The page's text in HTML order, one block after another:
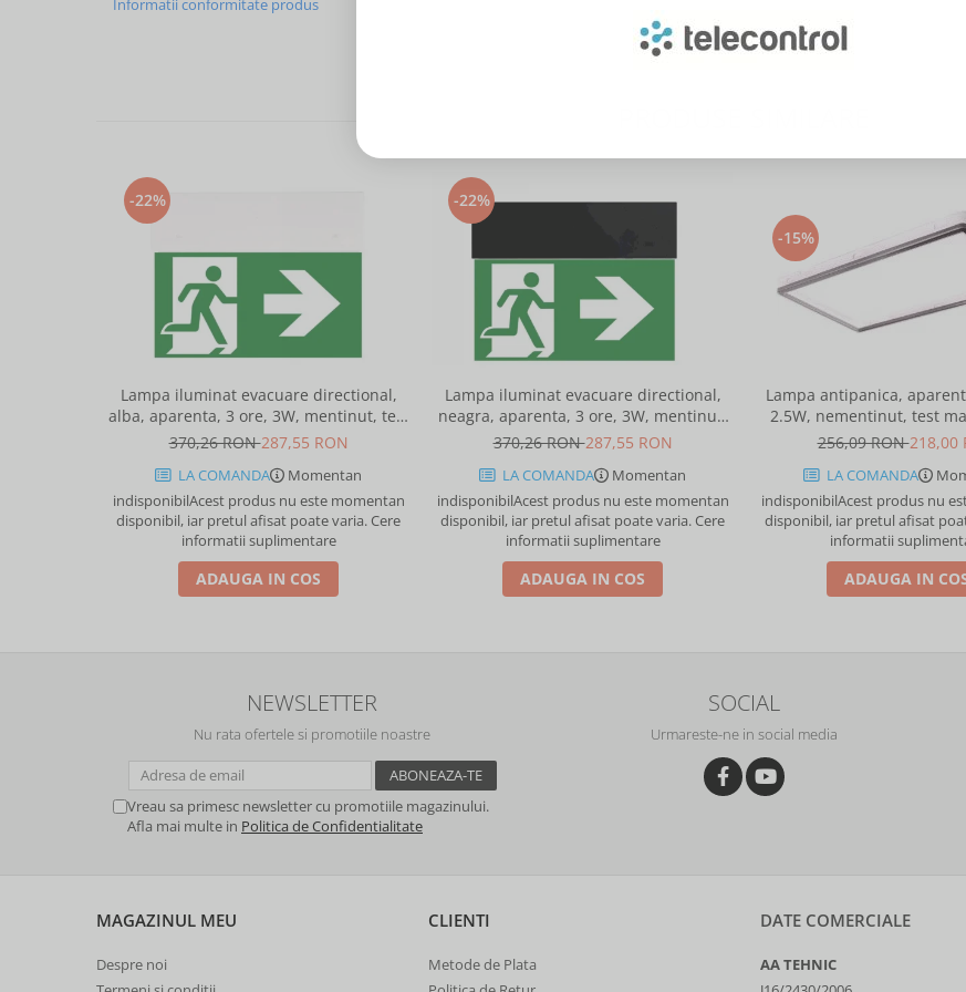
-22%
Lampa iluminat evacuare directional,
alba, aparenta, 3 ore, 3W, mentinut, test
automat, IP20, Intelight 90385
370,26 RON287,55 RON
LA COMANDA
Momentan
indisponibilAcest produs nu este momentan
disponibil, iar pretul afisat poate varia. Cere
informatii suplimentare
ADAUGA IN COS
-22%
Lampa iluminat evacuare directional,
neagra, aparenta, 3 ore, 3W, mentinut,
test automat, IP20, Intelight 90085
370,26 RON287,55 RON
LA COMANDA
Momentan
indisponibilAcest produs nu este momentan
disponibil, iar pretul afisat poate varia. Cere
informatii suplimentare
ADAUGA IN COS
-15%
Lampa antipanica,
2.5W, nementinut, test
lentile punct de
256,09 RON218,00
LA COMANDA
indisponibilAcest produs nu
disponibil, iar pretul afisat
informatii
ADAUGA IN
NEWSLETTER
Nu rata ofertele si promotiile noastre
Vreau sa primesc newsletter cu promotiile magazinului.
Afla mai multe in Politica de Confidentialitate
SOCIAL
Urmareste-ne in social media
MAGAZINUL MEU
Despre noi
CLIENTI
Metode de Plata
DATE COMERCIALE
AA TEHNIC